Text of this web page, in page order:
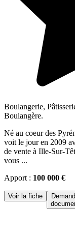
Boulangerie,
Boulangère.
Né au coeur des
voit le jour en 2009
de vente à Ille-Sur-
vous ...
Apport : 100 000 €
Voir la fiche